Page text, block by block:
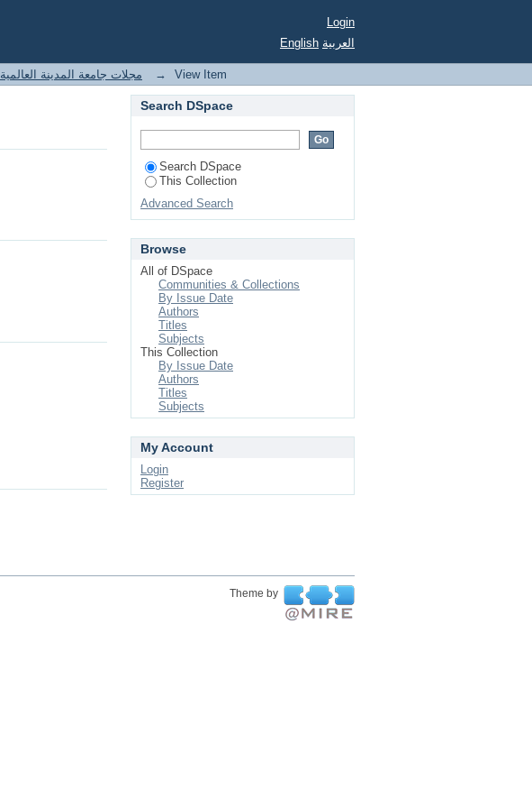
Login
English العربية
مجلات جامعة المدينة العالمية → View Item
Search DSpace
Search DSpace
This Collection
Advanced Search
Browse
All of DSpace
Communities & Collections
By Issue Date
Authors
Titles
Subjects
This Collection
By Issue Date
Authors
Titles
Subjects
My Account
Login
Register
Theme by